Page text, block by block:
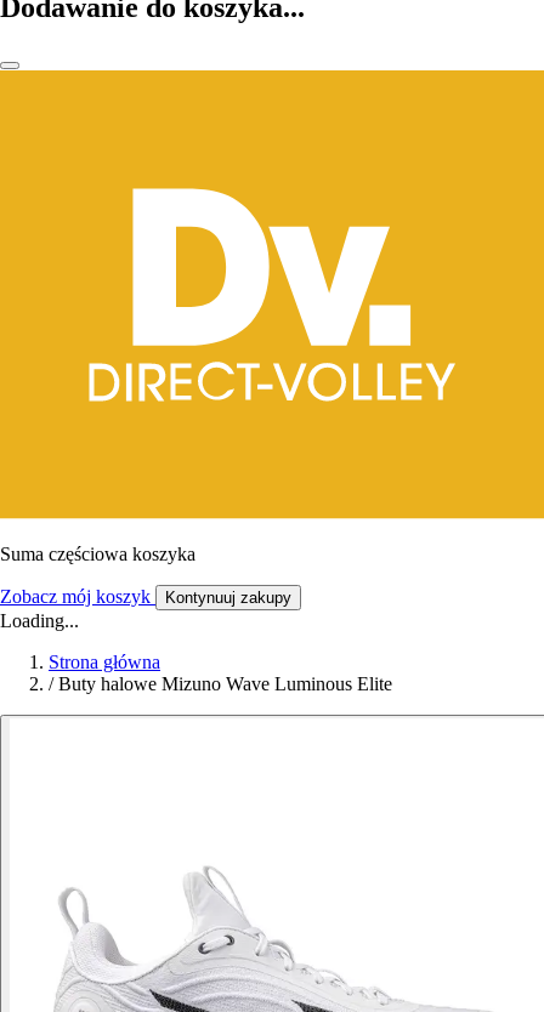
Dodawanie do koszyka...
Suma częściowa koszyka
Zobacz mój koszyk Kontynuuj zakupy
Loading...
Strona główna
/ Buty halowe Mizuno Wave Luminous Elite